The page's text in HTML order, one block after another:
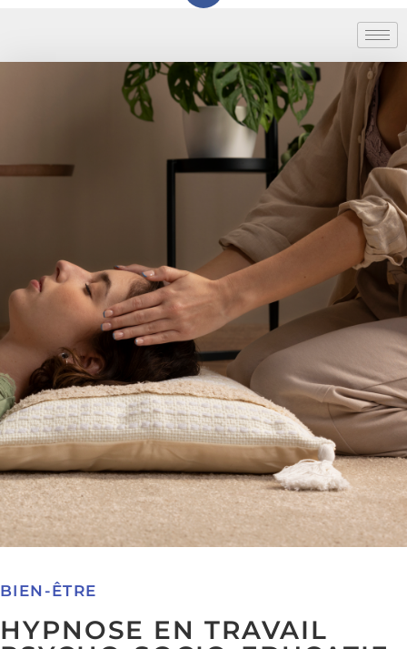
BIEN-ÊTRE
HYPNOSE EN TRAVAIL